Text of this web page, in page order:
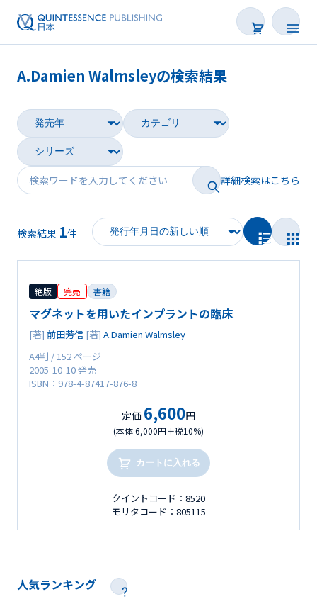
雑誌
映像
電子BOOK
著者一覧
A.Damien Walmsleyの検索結果
詳細検索はこちら
検索結果 1件
絶版 完売 書籍
マグネットを用いたインプラントの臨床
[著] 前田芳信 [著] A.Damien Walmsley
A4判 / 152 ページ
2005-10-10 発売
ISBN：978-4-87417-876-8
定価 6,600円
(本体 6,000円＋税10%)
カートに入れる
クイントコード：8520
モリタコード：805115
人気ランキング